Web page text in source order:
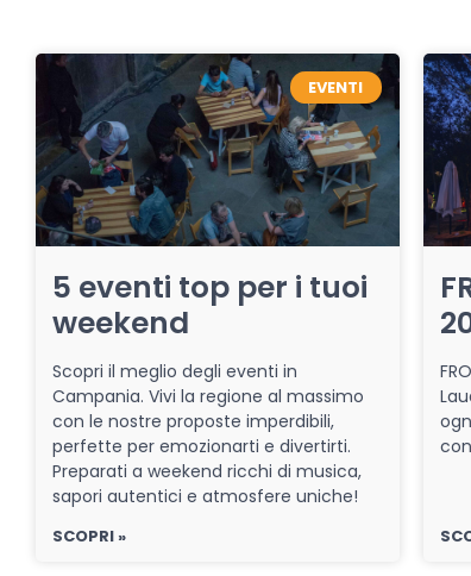
EVENTI
5 eventi top per i tuoi
weekend
Scopri il meglio degli eventi in
Campania. Vivi la regione al massimo
con le nostre proposte imperdibili,
perfette per emozionarti e divertirti.
Preparati a weekend ricchi di musica,
sapori autentici e atmosfere uniche!
SCOPRI »